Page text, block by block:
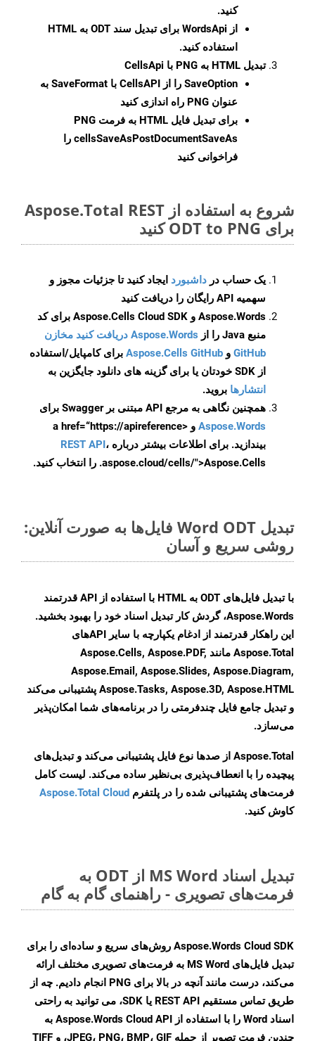
کنید.
از WordsApi برای تبدیل سند ODT به HTML
استفاده کنید.
تبدیل HTML به PNG با CellsApi
SaveOption
را از CellsAPI با SaveFormat به
عنوان PNG راه اندازی کنید
برای تبدیل فایل HTML به فرمت
PNG
cellsSaveAsPostDocumentSaveAs را
فراخوانی کنید
شروع به استفاده از Aspose.Total REST
برای ODT to PNG کنید
یک حساب در داشبورد ایجاد کنید تا جزئیات مجوز و
سهمیه API رایگان را دریافت کنید
Aspose.Words و Aspose.Cells Cloud SDK برای کد
منبع Java را از
Aspose.Words دریافت کنید مخازن
GitHub و Aspose.Cells GitHub برای کامپایل/استفاده
از SDK خودتان یا برای گزینه های دانلود جایگزین به
انتشارها بروید.
همچنین نگاهی به مرجع API مبتنی بر Swagger برای
Aspose.Words
و <a href=“https://apireference
بیندازید. برای اطلاعات بیشتر درباره REST API،
.aspose.cloud/cells/">Aspose.Cells را انتخاب کنید.
تبدیل Word ODT فایل‌ها به صورت آنلاین:
روشی سریع و آسان
با تبدیل فایل‌های ODT به HTML با استفاده از API قدرتمند
Aspose.Words، گردش کار تبدیل اسناد خود را بهبود بخشید.
این راهکار قدرتمند از ادغام یکپارچه با سایر APIهای
Aspose.Total مانند Aspose.Cells, Aspose.PDF,
Aspose.Email, Aspose.Slides, Aspose.Diagram,
Aspose.Tasks, Aspose.3D, Aspose.HTML پشتیبانی می‌کند
و تبدیل جامع فایل چندفرمتی را در برنامه‌های شما امکان‌پذیر
می‌سازد.
Aspose.Total از صدها نوع فایل پشتیبانی می‌کند و تبدیل‌های
پیچیده را با انعطاف‌پذیری بی‌نظیر ساده می‌کند. لیست کامل
فرمت‌های پشتیبانی شده را در پلتفرم Aspose.Total Cloud
کاوش کنید.
تبدیل اسناد MS Word از ODT به
فرمت‌های تصویری - راهنمای گام به گام
Aspose.Words Cloud SDK روش‌های سریع و ساده‌ای را برای
تبدیل فایل‌های MS Word به فرمت‌های تصویری مختلف ارائه
می‌کند، درست مانند آنچه در بالا برای PNG انجام دادیم. چه از
طریق تماس مستقیم REST API یا SDK، می توانید به راحتی
اسناد Word را با استفاده از Aspose.Words Cloud API به
چندین فرمت تصویر از جمله JPEG، PNG، BMP، GIF، و TIFF